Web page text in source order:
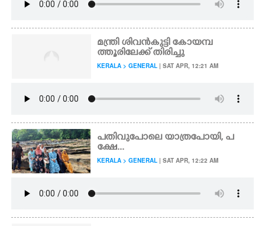
മന്ത്രി ശിവൻകുട്ടി കോയമ്പ
ത്തൂരിലേക്ക് തിരിച്ചു
KERALA > GENERAL | SAT APR, 12:21 AM
പതിവുപോലെ യാത്രപോയി, പ
ക്ഷേ...
KERALA > GENERAL | SAT APR, 12:22 AM